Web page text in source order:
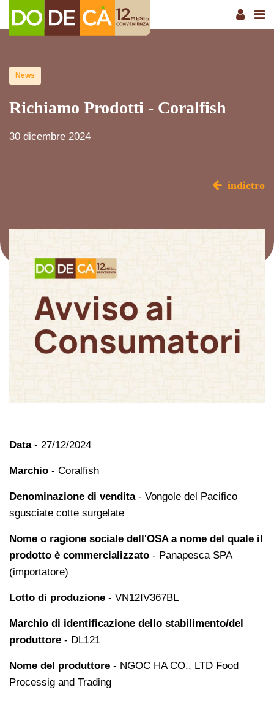
News
Richiamo Prodotti - Coralfish
30 dicembre 2024
indietro
Data - 27/12/2024
Marchio - Coralfish
Denominazione di vendita - Vongole del Pacifico
sgusciate cotte surgelate
Nome o ragione sociale dell'OSA a nome del quale il
prodotto è commercializzato - Panapesca SPA
(importatore)
Lotto di produzione - VN12IV367BL
Marchio di identificazione dello stabilimento/del
produttore - DL121
Nome del produttore - NGOC HA CO., LTD Food
Processig and Trading